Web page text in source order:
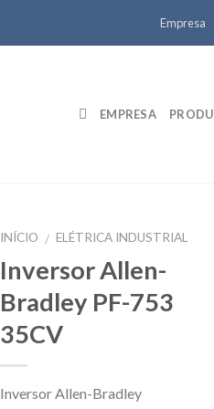
Empresa
EMPRESA
INÍCIO / ELÉTRICA INDUSTRIAL
Inversor Allen-
Bradley PF-753
35CV
Inversor Allen-Bradley